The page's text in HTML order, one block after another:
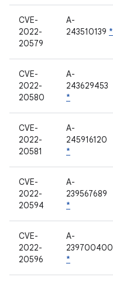
CVE-
2022-
20579
A-
243510139 *
CVE-
2022-
20580
A-
243629453
*
CVE-
2022-
20581
A-
245916120
*
CVE-
2022-
20594
A-
239567689
*
CVE-
2022-
20596
A-
239700400
*